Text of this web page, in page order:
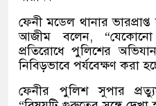
ফেনী মডেল থানার
আজীম বলেন,
প্রতিরোধে পুলিশের
নিবিড়ভাবে পর্যবেক্ষণ করা
ফেনীর পুলিশ সুপার